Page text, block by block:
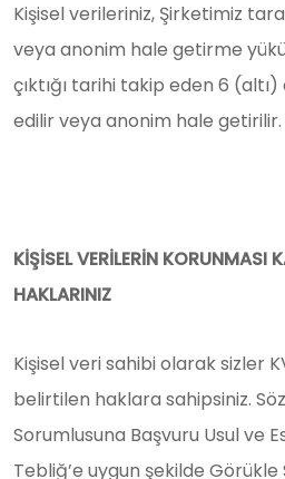
Kişisel verileriniz, Şirketimiz
veya anonim hale getirme
çıktığı tarihi takip eden 6
edilir veya anonim hale getirilir.
KİŞİSEL VERİLERİN KORUNMASI
HAKLARINIZ
Kişisel veri sahibi olarak sizler
belirtilen haklara sahipsiniz.
Sorumlusuna Başvuru Usul ve
Tebliğ’e uygun şekilde Görükle